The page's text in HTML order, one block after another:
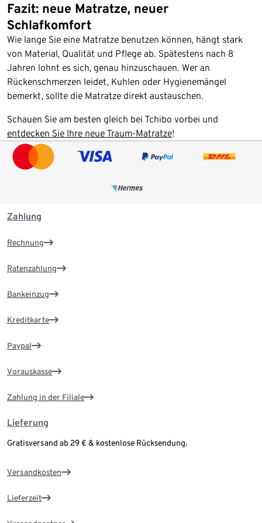
Fazit: neue Matratze, neuer
Schlafkomfort
Wie lange Sie eine Matratze benutzen können, hängt stark
von Material, Qualität und Pflege ab. Spätestens nach 8
Jahren lohnt es sich, genau hinzuschauen. Wer an
Rückenschmerzen leidet, Kuhlen oder Hygienemängel
bemerkt, sollte die Matratze direkt austauschen.
Schauen Sie am besten gleich bei Tchibo vorbei und
entdecken Sie Ihre neue Traum-Matratze!
Zahlung
Rechnung
Ratenzahlung
Bankeinzug
Kreditkarte
Paypal
Vorauskasse
Zahlung in der Filiale
Lieferung
Gratisversand ab 29 € & kostenlose Rücksendung.
Versandkosten
Lieferzeit